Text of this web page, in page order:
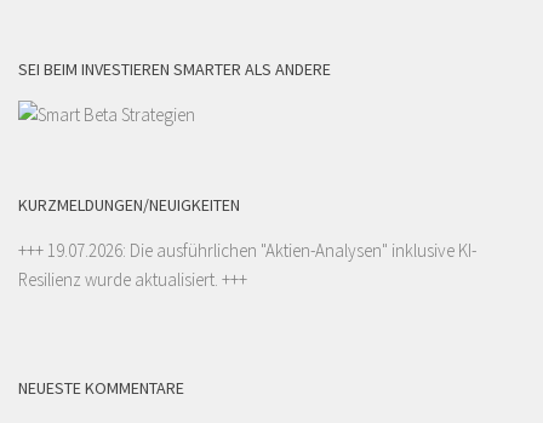
SEI BEIM INVESTIEREN SMARTER ALS ANDERE
KURZMELDUNGEN/NEUIGKEITEN
+++ 19.07.2026: Die ausführlichen "Aktien-Analysen" inklusive KI-
Resilienz wurde aktualisiert. +++
NEUESTE KOMMENTARE